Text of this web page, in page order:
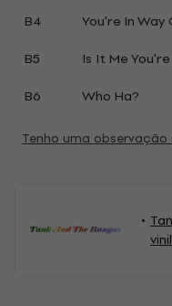
B4
You're In Way
B5
Is It Me
B6
Who Ha?
Tenho uma